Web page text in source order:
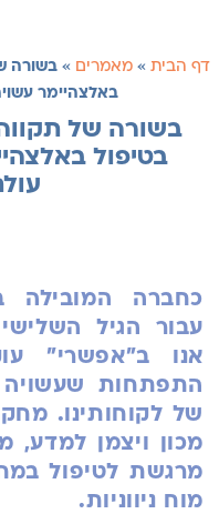
דף הבית » מאמרים » בשורה
באלצהיימר
בשורה של
בטיפול
כחברה המובילה
עבור הגיל
אנו ב"אפשרי"
התפתחות
של לקוחותינו.
מכון ויצמן למדע,
מרגשת לטיפול
מוח ניווניות.